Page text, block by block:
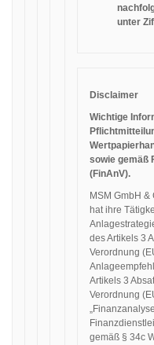
unter
Disclaimer
Wichtige
sowie gemäß
(FinAnV).
MSM GmbH &
hat ihre
des Artikels 3
Verordnung
Artikels 3
Verordnung
gemäß § 34c